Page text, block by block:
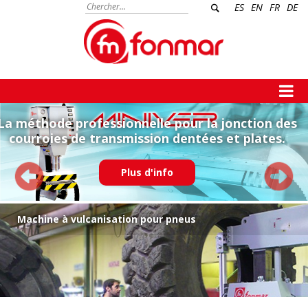
ES EN FR DE
méthode professionnelle pour la jonction des
courroies de transmission dentées et plates.
Plus d'info
Machine à vulcanisation pour pneus